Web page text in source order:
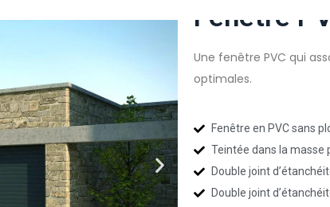
Fenêtre
Une fenêtre PVC qui
optimales.
Fenêtre en PVC sans
Teintée dans la masse
Double joint
Double joint